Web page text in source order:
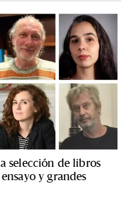
selección de libros
y grandes